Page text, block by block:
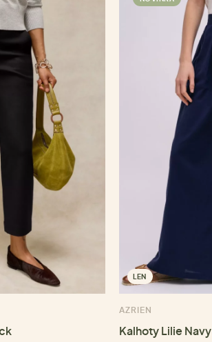
LEN
AZRIEN
Kalhoty Lilie Navy